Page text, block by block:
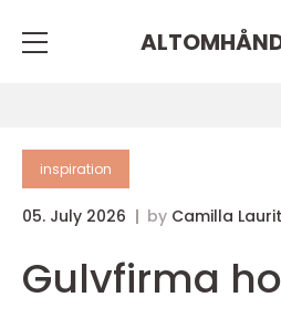
inspiration
05. July 2026 by Camilla
Gulvfirma